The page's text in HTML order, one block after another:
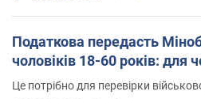
Податкова передасть
чоловіків 18-60 років: для
Це потрібно для перевірки